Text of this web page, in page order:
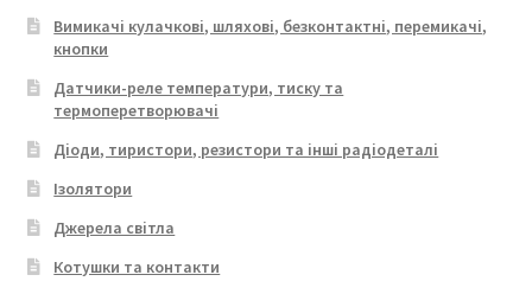
Вимикачі кулачкові, шляхові, безконтактні, перемикачі,
кнопки
Датчики-реле температури, тиску та
термоперетворювачі
Діоди, тиристори, резистори та інші радіодеталі
Ізолятори
Джерела світла
Котушки та контакти